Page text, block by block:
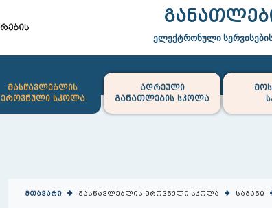
ელექტრონული
მასწავლებლის
ეროვნული სკოლა
ადრეული
განათლების სკოლა
მთავარი(current)მასწავლებლის ეროვნული სკოლა საგანი